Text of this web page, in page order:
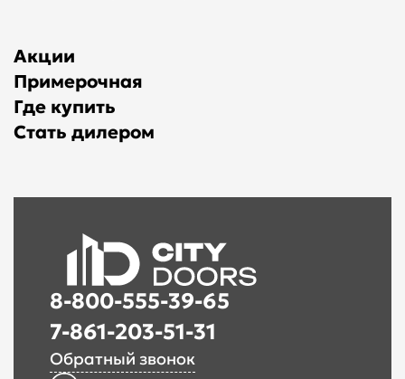
Акции
Примерочная
Где купить
Стать дилером
8-800-555-39-65
7-861-203-51-31
Обратный звонок